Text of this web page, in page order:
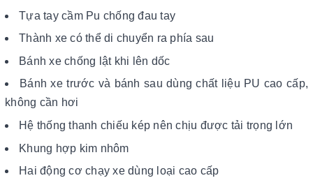
Tựa tay cầm Pu chống đau tay
Thành xe có thể di chuyển ra phía sau
Bánh xe chống lật khi lên dốc
Bánh xe trước và bánh sau dùng chất liệu PU cao cấp,
không cần hơi
Hệ thống thanh chiếu kép nên chịu được tải trọng lớn
Khung hợp kim nhôm
Hai động cơ chạy xe dùng loại cao cấp